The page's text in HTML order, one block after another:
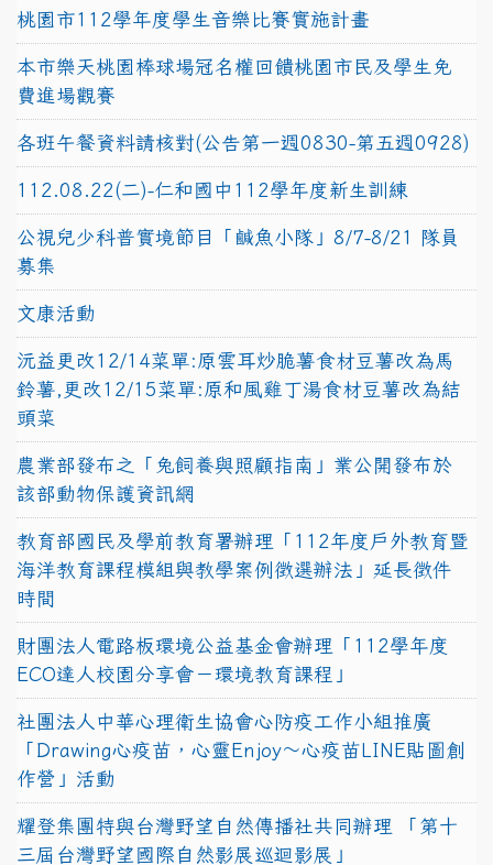
桃園市112學年度學生音樂比賽實施計畫
本市樂天桃園棒球場冠名權回饋桃園市民及學生免
費進場觀賽
各班午餐資料請核對(公告第一週0830-第五週0928)
112.08.22(二)-仁和國中112學年度新生訓練
公視兒少科普實境節目「鹹魚小隊」8/7-8/21 隊員
募集
文康活動
沅益更改12/14菜單:原雲耳炒脆薯食材豆薯改為馬
鈴薯,更改12/15菜單:原和風雞丁湯食材豆薯改為結
頭菜
農業部發布之「兔飼養與照顧指南」業公開發布於
該部動物保護資訊網
教育部國民及學前教育署辦理「112年度戶外教育暨
海洋教育課程模組與教學案例徵選辦法」延長徵件
時間
財團法人電路板環境公益基金會辦理「112學年度
ECO達人校園分享會－環境教育課程」
社團法人中華心理衛生協會心防疫工作小組推廣
「Drawing心疫苗，心靈Enjoy〜心疫苗LINE貼圖創
作營」活動
耀登集團特與台灣野望自然傳播社共同辦理 「第十
三屆台灣野望國際自然影展巡迴影展」